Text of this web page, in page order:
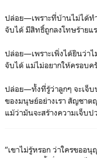
ปล่อย—เพราะที่บ้านไม่ได้ท
จับได้ มีสิทธิ์ถูกลงโทษร้ายแ
ปล่อย—เพราะเพิ่งได้ยินว่า
จับได้ แม่ไม่อยากให้ครอบค
ปล่อย—ทั้งที่รู้ว่าลูกๆ จะเจ็
ของมนุษย์อย่างเรา สัญชาต
แม้ว่ามันจะสร้างความเจ็บ
“เขาไม่รู้หรอก ว่าใครขออ